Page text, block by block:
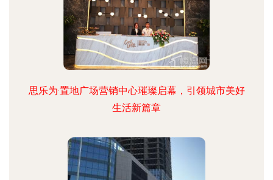
思乐为·置地广场营销中心璀璨启幕，引领城市美好
生活新篇章